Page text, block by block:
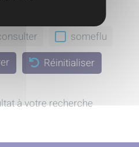
someflu
Réinitialiser
à votre recherche